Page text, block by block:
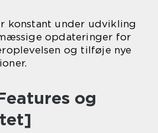
konstant under udvikling
opdateringer for
og tilføje nye
og